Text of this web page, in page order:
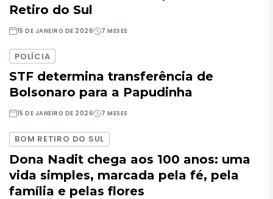
Retiro do Sul
15 DE JANEIRO DE 2026 7 MESES
POLÍCIA
STF determina transferência de
Bolsonaro para a Papudinha
15 DE JANEIRO DE 2026 7 MESES
BOM RETIRO DO SUL
Dona Nadit chega aos 100 anos: uma
vida simples, marcada pela fé, pela
família e pelas flores